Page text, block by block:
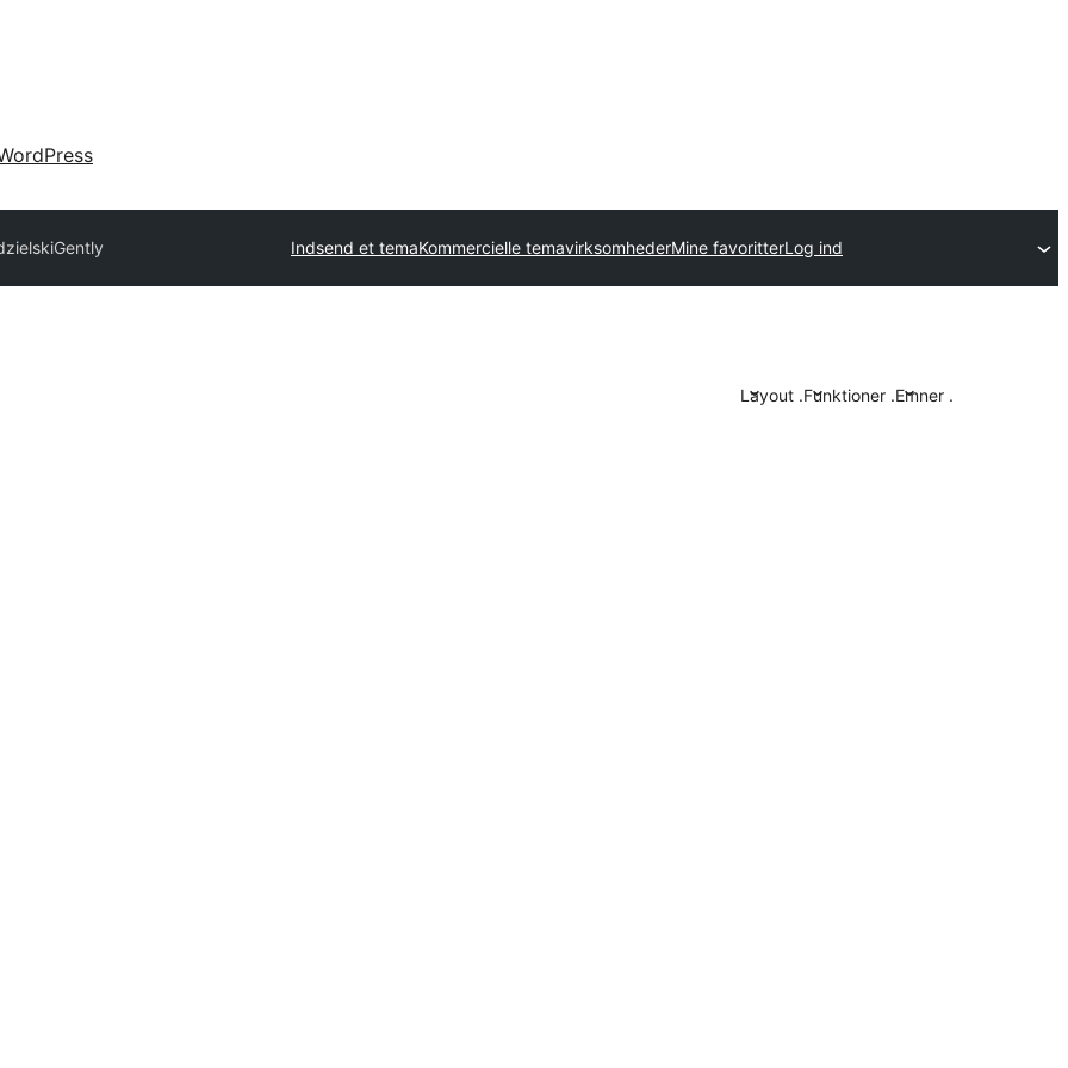
Gently Indsend et temaKommercielle temavirksomhederMine favoritterLog ind
Layout .Funktioner .Emner .